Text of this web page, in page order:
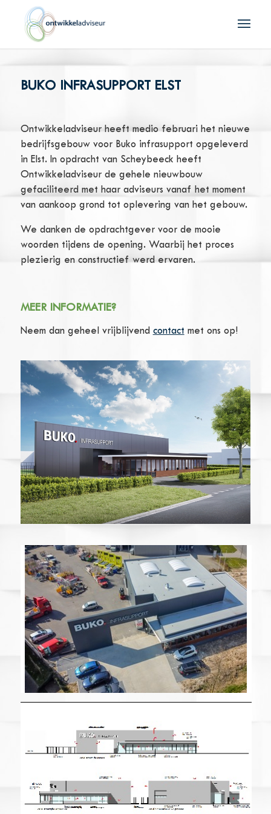
BUKO INFRASUPPORT ELST
Ontwikkeladviseur heeft medio februari het nieuwe
bedrijfsgebouw voor Buko infrasupport opgeleverd
in Elst. In opdracht van Scheybeeck heeft
Ontwikkeladviseur de gehele nieuwbouw
gefaciliteerd met haar adviseurs vanaf het moment
van aankoop grond tot oplevering van het gebouw.
We danken de opdrachtgever voor de mooie
woorden tijdens de opening. Waarbij het proces
plezierig en constructief werd ervaren.
MEER INFORMATIE?
Neem dan geheel vrijblijvend contact met ons op!